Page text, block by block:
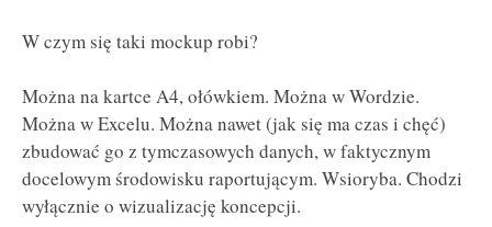
W czym się taki mockup robi?
Można na kartce A4, ołówkiem. Można w Wordzie.
Można w Excelu. Można nawet (jak się ma czas i chęć)
zbudować go z tymczasowych danych, w faktycznym
docelowym środowisku raportującym. Wsioryba. Chodzi
wyłącznie o wizualizację koncepcji.